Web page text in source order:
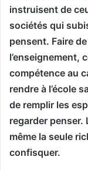
instruisent de
sociétés qui
pensent. Faire
l’enseignement,
compétence au
rendre à l’école
de remplir les
regarder penser.
même la seule
confisquer.